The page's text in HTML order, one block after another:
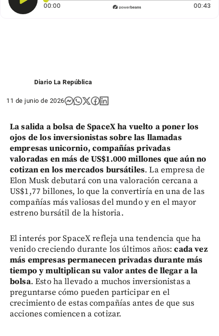
00:00 Tiempo transcurrido: 0 segundos 00:43
Diario La República
11 de junio de 2026
La salida a bolsa de SpaceX ha vuelto a poner los
ojos de los inversionistas sobre las llamadas
empresas unicornio, compañías privadas
valoradas en más de US$1.000 millones que aún no
cotizan en los mercados bursátiles. La empresa de
Elon Musk debutará con una valoración cercana a
US$1,77 billones, lo que la convertiría en una de las
compañías más valiosas del mundo y en el mayor
estreno bursátil de la historia.
El interés por SpaceX refleja una tendencia que ha
venido creciendo durante los últimos años:cada vez
más empresas permanecen privadas durante más
tiempo y multiplican su valor antes de llegar a la
bolsa. Esto ha llevado a muchos inversionistas a
preguntarse cómo pueden participar en el
crecimiento de estas compañías antes de que sus
acciones comiencen a cotizar.